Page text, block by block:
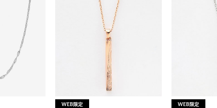
WEB限定 WEB限定